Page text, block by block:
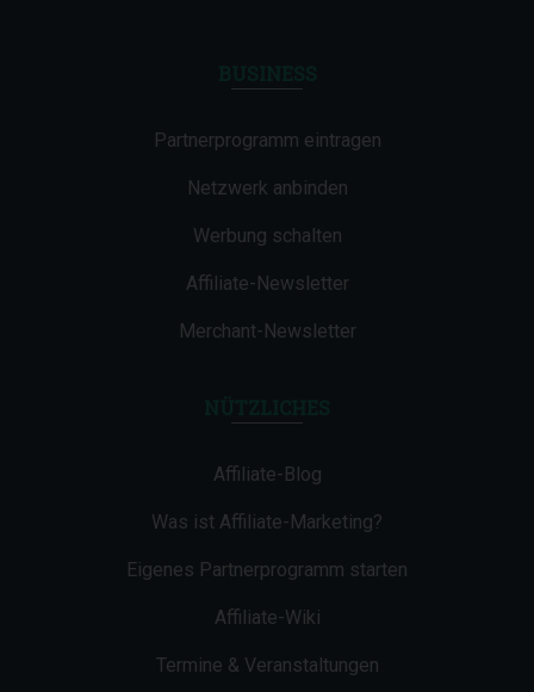
Partnerprogramm eintragen
Netzwerk anbinden
Werbung schalten
Affiliate-Newsletter
Merchant-Newsletter
Affiliate-Blog
Was ist Affiliate-Marketing?
Eigenes Partnerprogramm starten
Affiliate-Wiki
Termine & Veranstaltungen